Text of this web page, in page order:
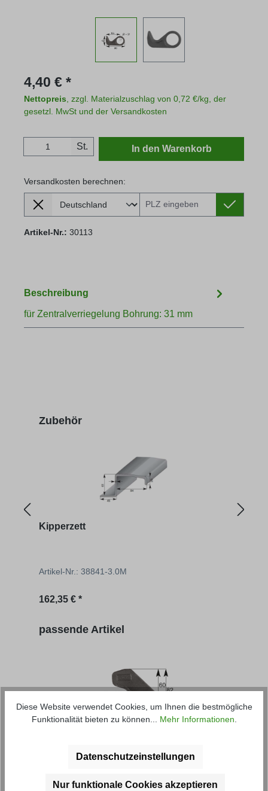
Regulärer Preis:
4,40 € *
Nettopreis , zzgl. Materialzuschlag von 0,72 €/kg, der
gesetzl. MwSt und der Versandkosten
Produkt Anzahl: Gib den gewünschten
St. In den Warenkorb
Versandkosten berechnen:
Lieferland
Versandkosten berechnen:
Artikel-Nr.: 30113
Beschreibung
für Zentralverriegelung Bohrung: 31 mm
Produktgalerie überspringen
Zubehör
Kipperzett
Artikel-Nr.: 38841-3.0M
162,35 € *
Produktgalerie überspringen
passende Artikel
Artikel-Nr.: 30112
Diese Website verwendet Cookies, um Ihnen die bestmögliche
Funktionalität bieten zu können... Mehr Informationen.
Datenschutzeinstellungen
Nur funktionale Cookies akzeptieren